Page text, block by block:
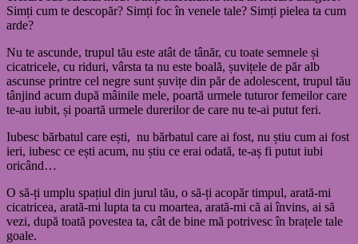
Simți cum te descopăr? Simți foc în venele tale? Simți pielea ta cum
arde?
Nu te ascunde, trupul tău este atât de tânăr, cu toate semnele și
cicatricele, cu riduri, vârsta ta nu este boală, șuvițele de păr alb
ascunse printre cel negre sunt șuvițe din păr de adolescent, trupul tău
tânjind acum după mâinile mele, poartă urmele tuturor femeilor care
te-au iubit, și poartă urmele durerilor de care nu te-ai putut feri.
Iubesc bărbatul care ești, nu bărbatul care ai fost, nu știu cum ai fost
ieri, iubesc ce ești acum, nu știu ce erai odată, te-aș fi putut iubi
oricând…
O să-ți umplu spațiul din jurul tău, o să-ți acopăr timpul, arată-mi
cicatricea, arată-mi lupta ta cu moartea, arată-mi că ai învins, ai să
vezi, după toată povestea ta, cât de bine mă potrivesc în brațele tale
goale.